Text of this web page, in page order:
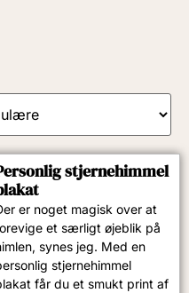
stjernehimmel
er noget magisk over at
et særligt øjeblik på
synes jeg. Med en
stjernehimmel
får du et smukt print af